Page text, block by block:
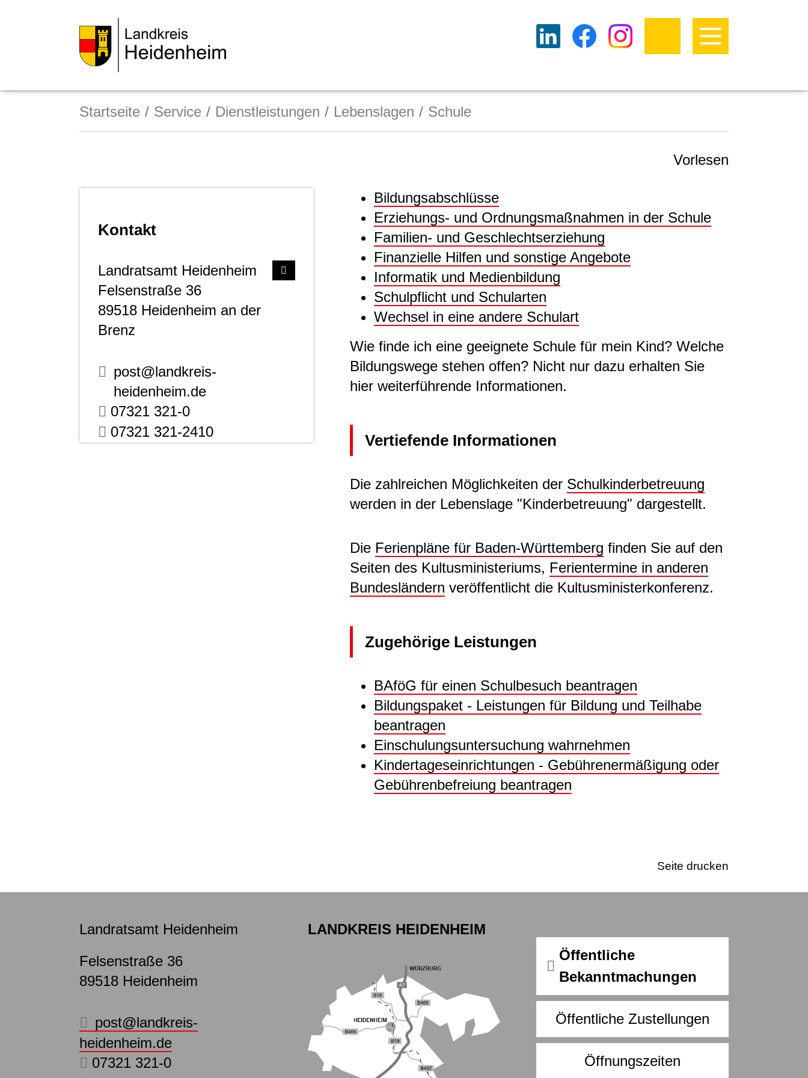
Startseite Service Dienstleistungen Lebenslagen Schule
Vorlesen
Kontakt
Landratsamt Heidenheim
Felsenstraße 36
89518 Heidenheim an der
Brenz
post@landkreis-
heidenheim.de
07321 321-0
07321 321-2410
Bildungsabschlüsse
Erziehungs- und Ordnungsmaßnahmen in der Schule
Familien- und Geschlechtserziehung
Finanzielle Hilfen und sonstige Angebote
Informatik und Medienbildung
Schulpflicht und Schularten
Wechsel in eine andere Schulart
Wie finde ich eine geeignete Schule für mein Kind? Welche
Bildungswege stehen offen? Nicht nur dazu erhalten Sie
hier weiterführende Informationen.
Vertiefende Informationen
Die zahlreichen Möglichkeiten der Schulkinderbetreuung
werden in der Lebenslage "Kinderbetreuung" dargestellt.
Die Ferienpläne für Baden-Württemberg finden Sie auf den
Seiten des Kultusministeriums, Ferientermine in anderen
Bundesländern veröffentlicht die Kultusministerkonferenz.
Zugehörige Leistungen
BAföG für einen Schulbesuch beantragen
Bildungspaket - Leistungen für Bildung und Teilhabe
beantragen
Einschulungsuntersuchung wahrnehmen
Kindertageseinrichtungen - Gebührenermäßigung oder
Gebührenbefreiung beantragen
Seite drucken
Landratsamt Heidenheim
Felsenstraße 36
89518 Heidenheim
post@landkreis-
heidenheim.de
07321 321-0
LANDKREIS HEIDENHEIM
Öffentliche
Bekanntmachungen
Öffentliche Zustellungen
Öffnungszeiten